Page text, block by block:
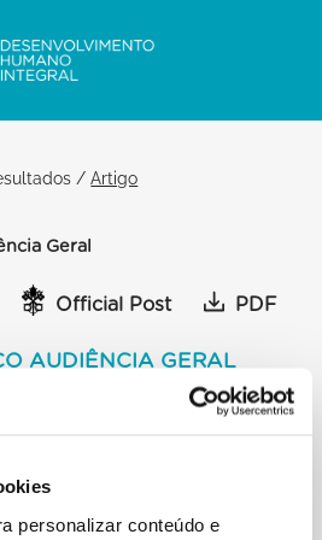
personalizar conteúdo e
/Artigo
Geral
Official Post PDF
AUDIÊNCIA GERAL
é uma peregrinação, um
do
alma é